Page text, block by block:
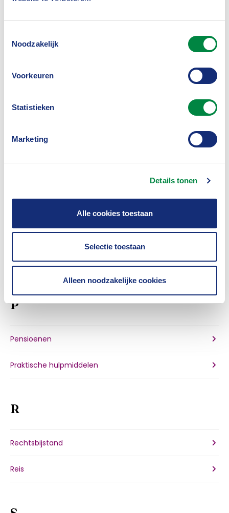
Noodzakelijk
Voorkeuren
Statistieken
Marketing
Details tonen
Alle cookies toestaan
Selectie toestaan
Alleen noodzakelijke cookies
M
Mededinging
Medische acceptatie
Onvindbare begunstigden
Overlijdensrisicoverzekeringen
Overstroming en droogte
P
Pensioenen
Praktische hulpmiddelen
R
Rechtsbijstand
Reis